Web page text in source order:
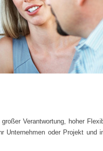
Verantwortung, hoher
Unternehmen oder Projekt und